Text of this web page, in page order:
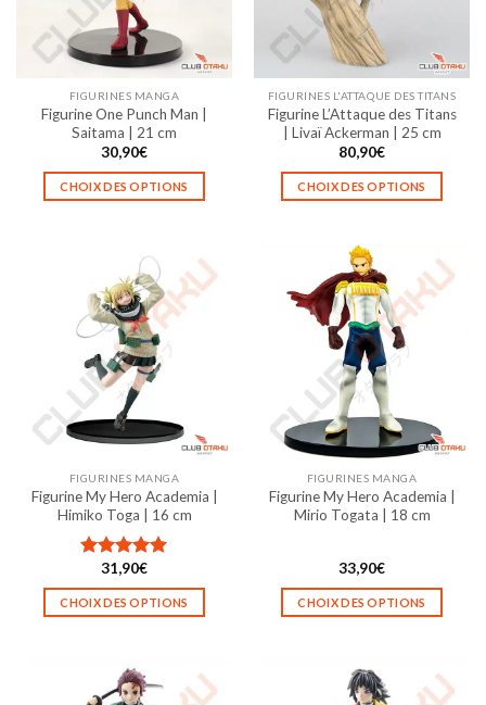
FIGURINES MANGA
Figurine One Punch Man |
Saitama | 21 cm
30,90€
CHOIX DES OPTIONS
plusieurs
variations.
Les
options
peuvent
être
choisies
sur
page
du
FIGURINES L'ATTAQUE DES TITANS
Figurine L’Attaque des Titans
| Livaï Ackerman | 25 cm
80,90€
CHOIX DES OPTIONS
a
plusieurs
variations.
Les
options
peuvent
être
choisies
sur
la
page
du
FIGURINES MANGA
Figurine My Hero Academia |
Himiko Toga | 16 cm
Note5.00
sur 5
31,90€
CHOIX DES OPTIONS
a
plusieurs
FIGURINES MANGA
Figurine My Hero Academia |
Mirio Togata | 18 cm
33,90€
CHOIX DES OPTIONS
a
plusieurs